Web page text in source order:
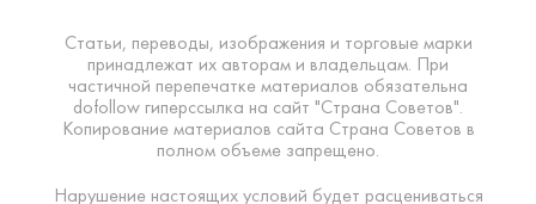
Статьи, переводы, изображения и торговые марки
принадлежат их авторам и владельцам. При
частичной перепечатке материалов обязательна
dofollow гиперссылка на сайт "Страна Советов".
Копирование материалов сайта Страна Советов в
полном объеме запрещено.
Нарушение настоящих условий будет расцениваться